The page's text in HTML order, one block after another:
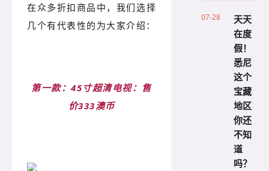
在众多折扣商品中，我们选择
几个有代表性的为大家介绍：
第一款：45寸超清电视：售
价333澳币
07-28
天天
在度
假！
悉尼
这个
宝藏
地区
你还
不知
道
吗？